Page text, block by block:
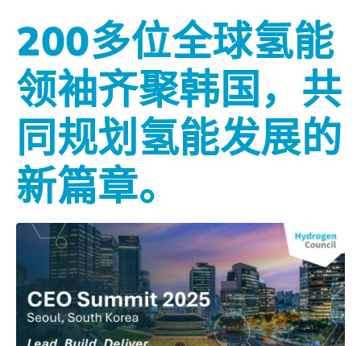
200多位全球氢能
领袖齐聚韩国，共
同规划氢能发展的
新篇章。